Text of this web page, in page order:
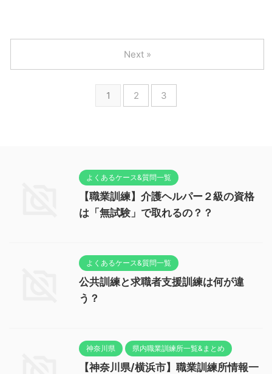
1 2 3
Next »
よくあるケース&質問一覧
【職業訓練】介護ヘルパー２級の資格
は「無試験」で取れるの？？
よくあるケース&質問一覧
公共訓練と求職者支援訓練は何が違
う？
神奈川県 県内職業訓練所一覧&まとめ
【神奈川県/横浜市】職業訓練所情報一